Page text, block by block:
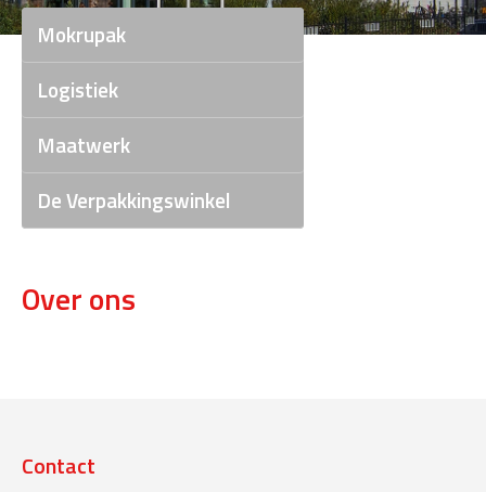
Mokrupak
Logistiek
Maatwerk
De Verpakkingswinkel
Over ons
Contact